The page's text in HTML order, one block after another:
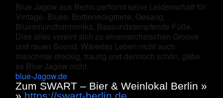
Blue Jagow aus Berlin performt seine Leidenschaft für
Vintage- Blues. Bottleneckgitarre, Gesang,
Bluesmundharmonika, Bassundstampfende Füße.
Dies alles vereint sich zu einemarchaischen Groove
und rauen Sound. Wäredas Leben nicht auch
manchmal dreckig, traurig und dennoch schön, gäbe
es Blue Jagow nicht.
blue-Jagow.de
Zum SWART – Bier & Weinlokal Berlin »
» https://swart-berlin.de